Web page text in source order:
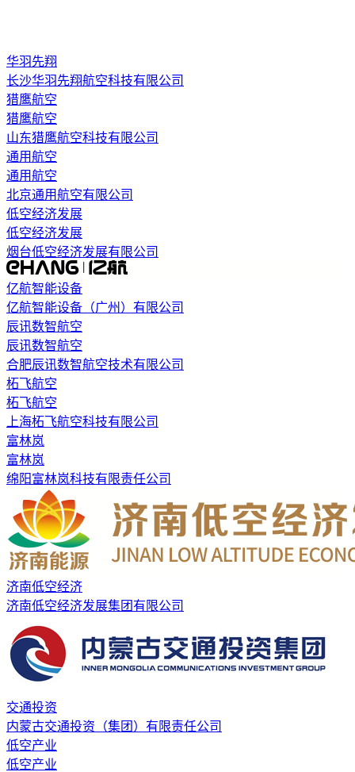
华羽先翔
长沙华羽先翔航空科技有限公司
猎鹰航空
猎鹰航空
山东猎鹰航空科技有限公司
通用航空
通用航空
北京通用航空有限公司
低空经济发展
低空经济发展
烟台低空经济发展有限公司
亿航智能设备
亿航智能设备（广州）有限公司
辰讯数智航空
辰讯数智航空
合肥辰讯数智航空技术有限公司
柘飞航空
柘飞航空
上海柘飞航空科技有限公司
富林岚
富林岚
绵阳富林岚科技有限责任公司
济南低空经济
济南低空经济发展集团有限公司
交通投资
内蒙古交通投资（集团）有限责任公司
低空产业
低空产业